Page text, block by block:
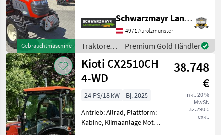
MODELL
CX2510CH
MARKTPLATZ
Marktplatz Händlerangebote Kleinanzeigen
Gebrauchtmaschine
540/750/1000,
Höchstgeschwindigkeit in
km/h: 25 km/h, Oberlenker
hinten: mechanisch,
Anhängevorrichtung: manu
Schwarzmayr Landtechnik GmbH - Aurolzmünster
4971 Aurolzmünster
Traktoren
/ Kioti
Premium Gold Händler
Kioti CX2510CH
4-WD
38.748
€
inkl. 20 %
MwSt.
32.290 €
exkl.
24 PS/18 kW
Bj. 2025
Antrieb: Allrad, Plattform:
Kabine, Klimaanlage Motor